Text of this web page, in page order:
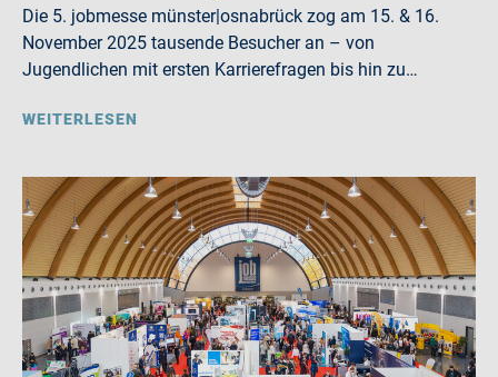
Die 5. jobmesse münster|osnabrück zog am 15. & 16.
November 2025 tausende Besucher an – von
Jugendlichen mit ersten Karrierefragen bis hin zu…
WEITERLESEN